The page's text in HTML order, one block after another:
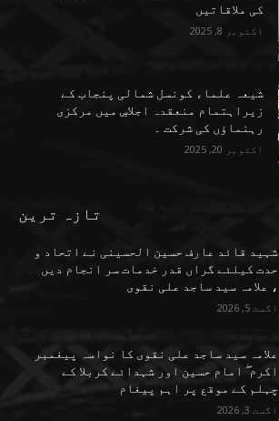
کی ملاقاتیں
اکتوبر 8, 2025
شیعہ علماء کونسل شمالی پنجاب کے
زیراہتمام منعقدہ اجلاسِ میں مرکزی
رہنماؤں کی شرکت ۔
اکتوبر 20, 2025
تازہ ترین
شہید قائد عارف حسین الحسینی نے اتحاد و
حدت کیلئے گراں قدر خدمات سر انجام دیں
، علامہ سید ساجد علی نقوی
اگست 5, 2026
علامہ سید ساجد علی نقوی کا نواسہ پیغمبر
اکرم ۖ امام حسین اور شہدائے کربلا کے
چہلم کے موقع پر اہم پیغام
اگست 3, 2026